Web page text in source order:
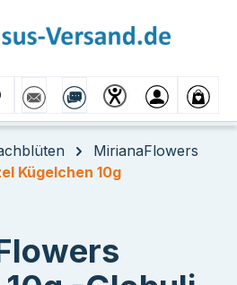
MirianaFlowers
Kügelchen 10g